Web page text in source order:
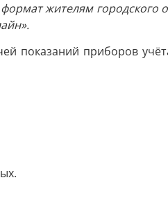
жителям городского
показаний приборов